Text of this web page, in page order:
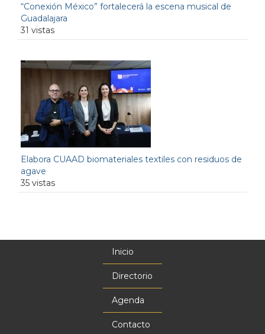
“Conexión México” fortalecerá la escena musical de
Guadalajara
31 vistas
Elabora CUAAD biomateriales textiles con residuos de
agave
35 vistas
Inicio
Directorio
Agenda
Contacto